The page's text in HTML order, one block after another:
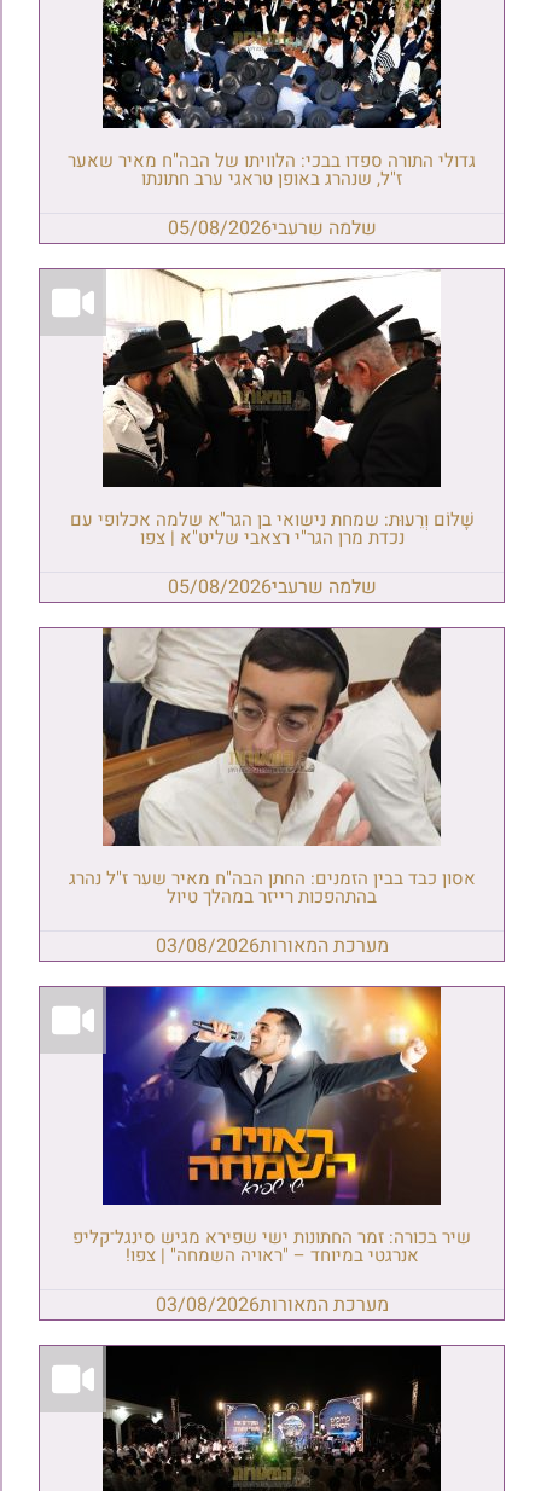
גדולי התורה ספדו בבכי: הלוויתו של הבה"ח מאיר שאער
ז"ל, שנהרג באופן טראגי ערב חתונתו
שלמה שרעבי05/08/2026
שָׁלוֹם וְרֵעוּת: שמחת נישואי בן הגר"א שלמה אכלופי עם
נכדת מרן הגר"י רצאבי שליט"א | צפו
שלמה שרעבי05/08/2026
אסון כבד בבין הזמנים: החתן הבה"ח מאיר שער ז"ל נהרג
בהתהפכות רייזר במהלך טיול
מערכת המאורות03/08/2026
שיר בכורה: זמר החתונות ישי שפירא מגיש סינגל־קליפ
אנרגטי במיוחד – "ראויה השמחה" | צפו!
מערכת המאורות03/08/2026